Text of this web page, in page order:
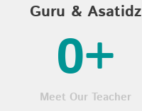
Guru & Asatidz
0+
Meet Our Teacher